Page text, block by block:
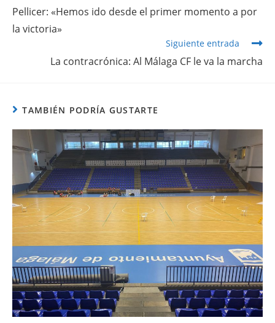
Pellicer: «Hemos ido desde el primer momento a por
la victoria»
Siguiente entrada
La contracrónica: Al Málaga CF le va la marcha
TAMBIÉN PODRÍA GUSTARTE